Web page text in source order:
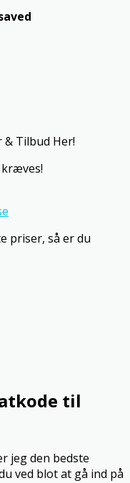
& Tilbud Her!
priser, så er du
til
jeg den bedste
ved blot at gå ind på